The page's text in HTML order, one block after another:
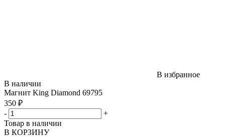
В избранное
В наличии
Магнит King Diamond 69795
350 ₽
-
+
Товар в наличии
В КОРЗИНУ